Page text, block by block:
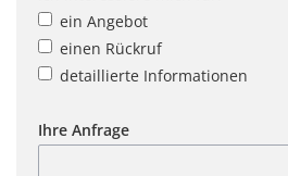
ein Angebot
einen Rückruf
detaillierte Informationen
Ihre Anfrage